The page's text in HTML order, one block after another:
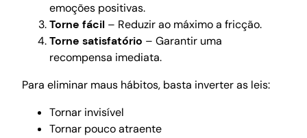
emoções positivas.
Torne fácil – Reduzir ao máximo a fricção.
Torne satisfatório – Garantir uma
recompensa imediata.
Para eliminar maus hábitos, basta inverter as leis:
Tornar invisível
Tornar pouco atraente